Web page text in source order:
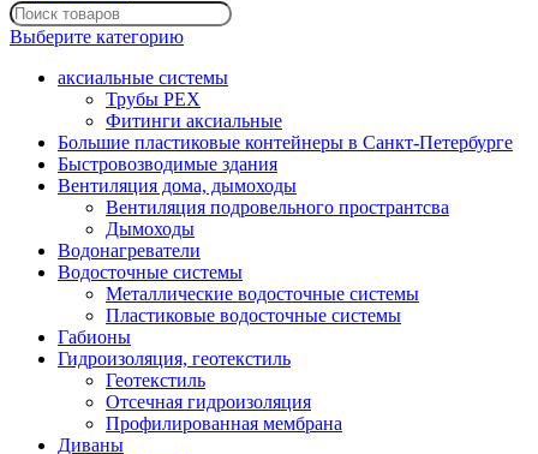
Выберите категорию
аксиальные системы
Трубы PEX
Фитинги аксиальные
Большие пластиковые контейнеры в Санкт-Петербурге
Быстровозводимые здания
Вентиляция дома, дымоходы
Вентиляция подровельного пространтсва
Дымоходы
Водонагреватели
Водосточные системы
Металлические водосточные системы
Пластиковые водосточные системы
Габионы
Гидроизоляция, геотекстиль
Геотекстиль
Отсечная гидроизоляция
Профилированная мембрана
Диваны